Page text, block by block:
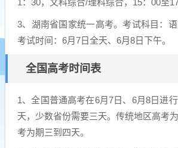
3、湖南省国家统一高考。考试科目：语
考试时间：6月7日全天、6月8日下午。
全国高考时间表
1、全国普通高考在6月7日、6月8日进
天，少数省份需要三天。传统地区高考
考为期三到四天。